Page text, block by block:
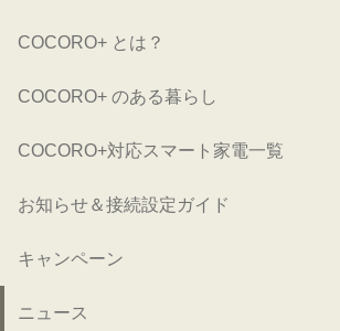
COCORO+ とは？
COCORO+ のある暮らし
COCORO+対応スマート家電一覧
お知らせ＆接続設定ガイド
キャンペーン
ニュース